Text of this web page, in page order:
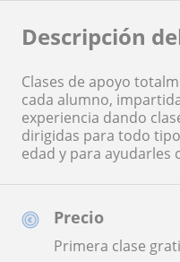
Precio
Primera clase
Descripción
Clases de apoyo
cada alumno,
experiencia dando
dirigidas para todo
edad y para ayudarles